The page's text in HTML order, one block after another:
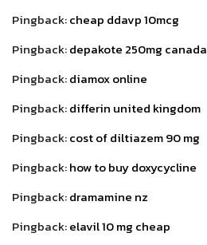
Pingback:cheap ddavp 10mcg
Pingback:depakote 250mg canada
Pingback:diamox online
Pingback:differin united kingdom
Pingback:cost of diltiazem 90 mg
Pingback:how to buy doxycycline
Pingback:dramamine nz
Pingback:elavil 10 mg cheap